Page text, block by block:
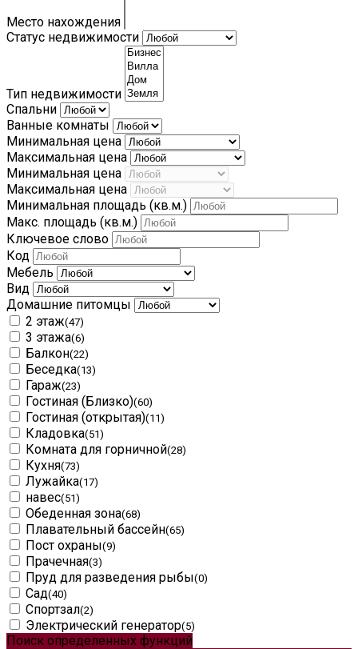
Место нахождения
Статус недвижимости
Тип недвижимости
Спальни
Ванные комнаты
Минимальная цена
Максимальная цена
Минимальная цена
Максимальная цена
Минимальная площадь (кв.м.)
Макс. площадь (кв.м.)
Ключевое слово
Код
Мебель
Вид
Домашние питомцы
2 этаж(47)
3 этажа(6)
Балкон(22)
Беседка(13)
Гараж(23)
Гостиная (Близко)(60)
Гостиная (открытая)(11)
Кладовка(51)
Комната для горничной(28)
Кухня(73)
Лужайка(17)
навес(51)
Обеденная зона(68)
Плавательный бассейн(65)
Пост охраны(9)
Прачечная(3)
Пруд для разведения рыбы(0)
Сад(40)
Спортзал(2)
Электрический генератор(5)
Поиск определенных функций